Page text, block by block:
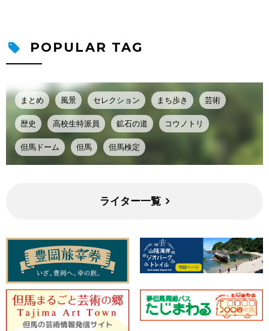
POPULAR TAG
まとめ 風景 セレクション まち歩き 芸術
歴史 高校生特派員 鉱石の道 コウノトリ
但馬ドーム 但馬 但馬検定
ライター一覧